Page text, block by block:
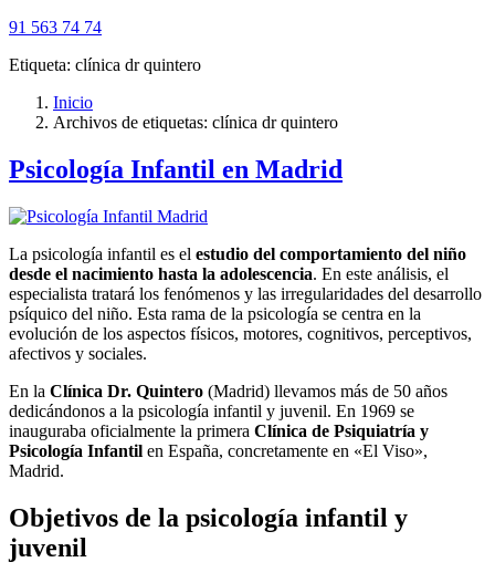
91 563 74 74
Etiqueta: clínica dr quintero
Inicio
Archivos de etiquetas: clínica dr quintero
Psicología Infantil en Madrid
La psicología infantil es el estudio del comportamiento del niño
desde el nacimiento hasta la adolescencia. En este análisis, el
especialista tratará los fenómenos y las irregularidades del desarrollo
psíquico del niño. Esta rama de la psicología se centra en la
evolución de los aspectos físicos, motores, cognitivos, perceptivos,
afectivos y sociales.
En la Clínica Dr. Quintero (Madrid) llevamos más de 50 años
dedicándonos a la psicología infantil y juvenil. En 1969 se
inauguraba oficialmente la primera Clínica de Psiquiatría y
Psicología Infantil en España, concretamente en «El Viso»,
Madrid.
Objetivos de la psicología infantil y
juvenil